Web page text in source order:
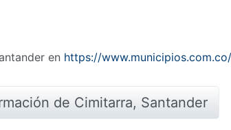
en https://
de Cimitarra, Santander